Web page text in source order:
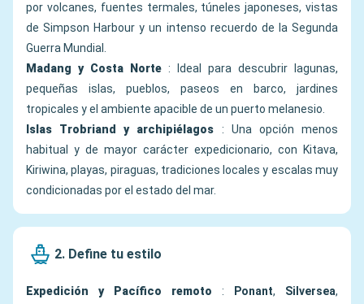
por volcanes, fuentes termales, túneles japoneses, vistas
de Simpson Harbour y un intenso recuerdo de la Segunda
Guerra Mundial.
Madang y Costa Norte : Ideal para descubrir lagunas,
pequeñas islas, pueblos, paseos en barco, jardines
tropicales y el ambiente apacible de un puerto melanesio.
Islas Trobriand y archipiélagos : Una opción menos
habitual y de mayor carácter expedicionario, con Kitava,
Kiriwina, playas, piraguas, tradiciones locales y escalas muy
condicionadas por el estado del mar.
2. Define tu estilo
Expedición y Pacífico remoto : Ponant, Silversea,